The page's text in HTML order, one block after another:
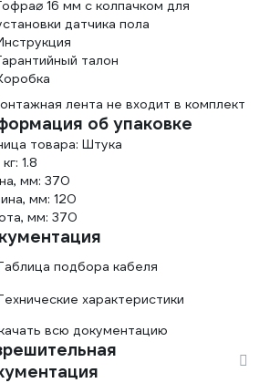
16 мм с колпачком для
датчика пола
талон
лента не входит в комплект
об упаковке
товара: Штука
1.8
мм: 370
мм: 120
мм: 370
подбора кабеля
характеристики
всю документацию